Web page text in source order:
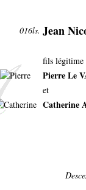
016ls. Jean
fils légitime
Pierre Le
et
Catherine